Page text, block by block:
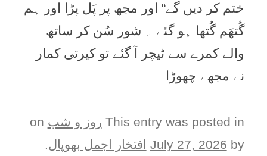
ختم کر دیں گے“ اور مجھ پر پَل پڑا اور ہم
گُتھَم گُتھا ہو گئے ۔ شور سُن کر ساتھ
والے کمرے سے ٹیچر آ گئے تو کیرتی کمار
نے مجھے چھوڑا
This entry was posted in روز و شب
July 27, 2026 by افتخار اجمل بھوپال